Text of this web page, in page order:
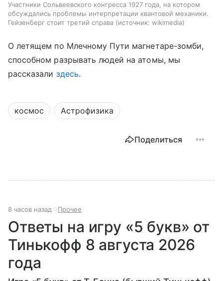
Участники Сольвеевского конгресса 1927 года, на котором
обсуждались проблемы интерпретации квантовой механики.
Гейзенберг стоит третий справа
источник: wikimedia
О летящем по Млечному Пути магнетаре-зомби,
способном разрывать людей на атомы, мы
рассказали здесь.
космос Астрофизика
Поделиться
8 часов назад Прочее
Ответы на игру «5 букв» от
Тинькофф 8 августа 2026
года